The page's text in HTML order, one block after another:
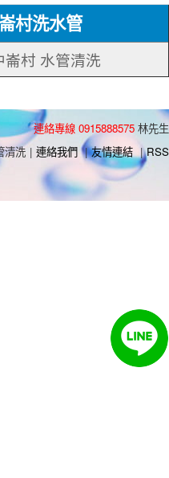
村洗水管
崙村 水管清洗
連絡專線 0915888575 林先生
清洗 | 連絡我們 | 友情連結 | RSS